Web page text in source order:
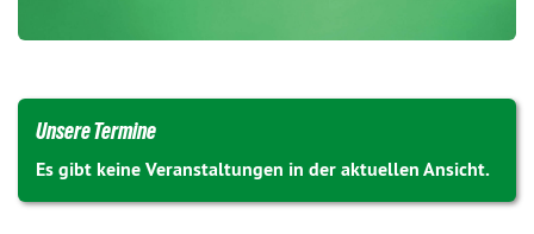
Unsere Termine
Es gibt keine Veranstaltungen in der aktuellen Ansicht.